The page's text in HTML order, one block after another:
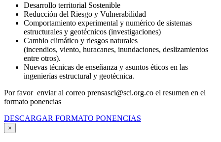
Desarrollo territorial Sostenible
Reducción del Riesgo y Vulnerabilidad
Comportamiento experimental y numérico de sistemas
estructurales y geotécnicos (investigaciones)
Cambio climático y riesgos naturales
(incendios, viento, huracanes, inundaciones, deslizamientos
entre otros).
Nuevas técnicas de enseñanza y asuntos éticos en las
ingenierías estructural y geotécnica.
Por favor enviar al correo prensasci@sci.org.co el resumen en el
formato ponencias
DESCARGAR FORMATO PONENCIAS
×